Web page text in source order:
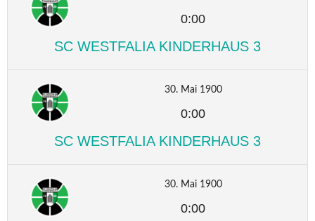
0:00
SC WESTFALIA KINDERHAUS 3
30. Mai 1900
0:00
SC WESTFALIA KINDERHAUS 3
30. Mai 1900
0:00